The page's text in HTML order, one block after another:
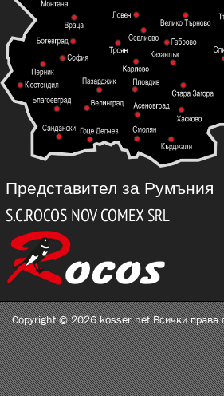
Представител за Румъния
Copyright © 2026 kosser.net Всички права